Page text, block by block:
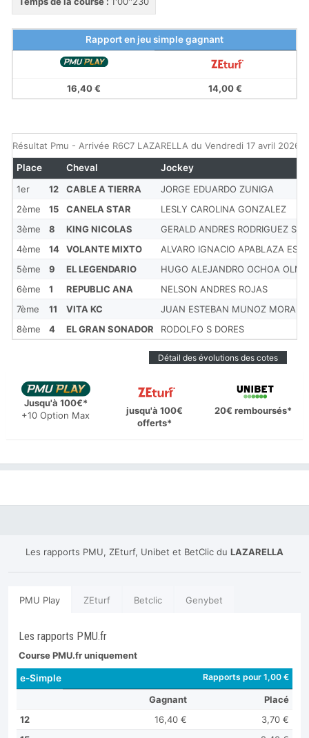
Rapport en jeu simple gagnant
16,40 € 14,00 €
Résultat Pmu - Arrivée R6C7 LAZARELLA du Vendredi 17 avril 2026
1er 12 CABLE A TIERRA
JORGE EDUARDO ZUNIGA
2ème
15 CANELA STAR
LESLY CAROLINA GONZALEZ
3ème
8 KING NICOLAS
GERALD ANDRES RODRIGUEZ
4ème
14 VOLANTE MIXTO
ALVARO IGNACIO APABLAZA
5ème
9 EL LEGENDARIO
HUGO ALEJANDRO OCHOA
6ème
1 REPUBLIC ANA
NELSON ANDRES ROJAS
7ème
11 VITA KC
JUAN ESTEBAN MUNOZ
8ème
4 EL GRAN SONADOR RODOLFO S DORES
Place Cheval Jockey
Détail des évolutions des cotes
Jusqu'à 100€*
+10 Option Max
jusqu'à 100€
offerts*
20€ remboursés*
Les rapports PMU, ZEturf, Unibet et BetClic du LAZARELLA
PMU Play ZEturf Betclic Genybet
Les rapports PMU.fr
Course PMU.fr uniquement
e-Simple Rapports pour 1,00 €
Gagnant
Placé
12
16,40 €
3,70 €